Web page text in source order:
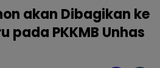
akan Dibagikan ke
pada PKKMB Unhas